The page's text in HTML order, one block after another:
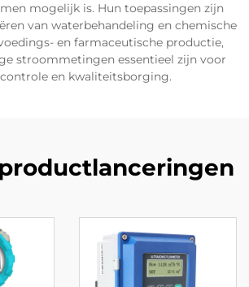
mogelijk is. Hun toepassingen zijn
van waterbehandeling en chemische
en farmaceutische productie,
stroommetingen essentieel zijn voor
en kwaliteitsborging.